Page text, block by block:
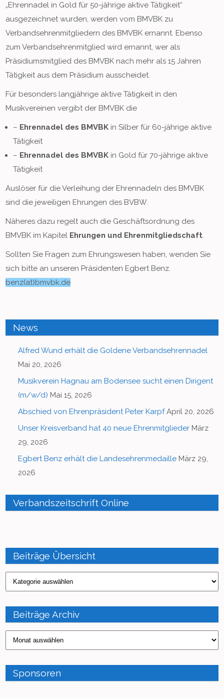
„Ehrennadel in Gold für 50-jährige aktive Tätigkeit“
ausgezeichnet wurden, werden vom BMVBK zu
Verbandsehrenmitgliedern des BMVBK ernannt. Ebenso
zum Verbandsehrenmitglied wird ernannt, wer als
Präsidiumsmitglied des BMVBK nach mehr als 15 Jahren
Tätigkeit aus dem Präsidium ausscheidet.
Für besonders langjährige aktive Tätigkeit in den
Musikvereinen vergibt der BMVBK die
– Ehrennadel des BMVBK in Silber für 60-jährige aktive
Tätigkeit
– Ehrennadel des BMVBK in Gold für 70-jährige aktive
Tätigkeit
Auslöser für die Verleihung der Ehrennadeln des BMVBK
sind die jeweiligen Ehrungen des BVBW.
Näheres dazu regelt auch die Geschäftsordnung des
BMVBK im Kapitel Ehrungen und Ehrenmitgliedschaft.
Sollten Sie Fragen zum Ehrungswesen haben, wenden Sie
sich bitte an unseren Präsidenten Egbert Benz.
benz(at)bmvbk.de
News
Alfred Wund erhält die Goldene Verbandsehrennadel
Mai 20, 2026
Musikverein Hagnau am Bodensee sucht einen Dirigent
(m/w/d) Mai 15, 2026
Abschied von Ehrenpräsident Peter Karpf April 20, 2026
Unser Kreisverband hat 40 neue Ehrenmitglieder März
29, 2026
Egbert Benz erhält die Landesehrenmedaille März 29,
2026
Verbandszeitschrift Online
Beiträge Übersicht
Beiträge
Übersicht
Beiträge Archiv
Beiträge
Archiv
Sponsoren